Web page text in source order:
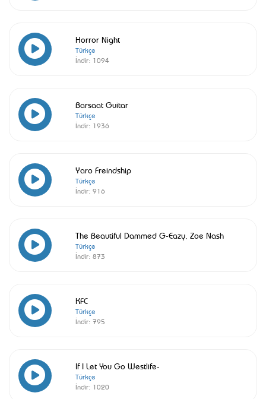
Horror Night
Türkçe
İndir: 1094
Barsaat Guitar
Türkçe
İndir: 1936
Yaro Freindship
Türkçe
İndir: 916
The Beautiful Dammed G-Eazy, Zoe Nash
Türkçe
İndir: 873
KFC
Türkçe
İndir: 795
If I Let You Go Westlife-
Türkçe
İndir: 1020